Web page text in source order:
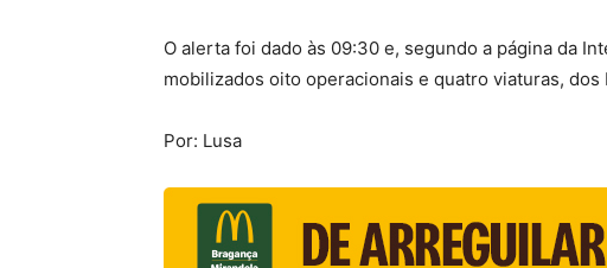
O alerta foi dado às 09:30 e, segundo a página da
mobilizados oito operacionais e quatro viaturas, dos
Por: Lusa